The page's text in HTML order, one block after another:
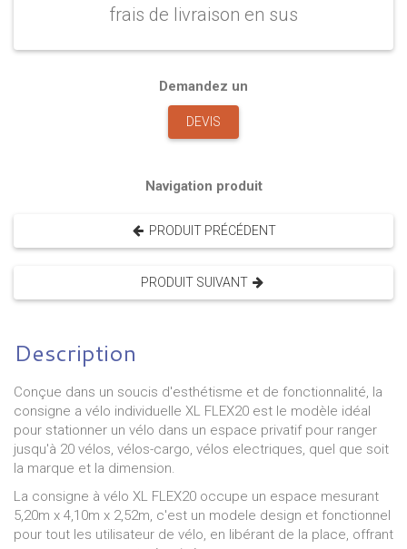
frais de livraison en sus
Demandez un
DEVIS
Navigation produit
PRODUIT PRÉCÉDENT
PRODUIT SUIVANT
Description
Conçue dans un soucis d'esthétisme et de fonctionnalité, la
consigne a vélo individuelle XL FLEX20 est le modèle idéal
pour stationner un vélo dans un espace privatif pour ranger
jusqu'à 20 vélos, vélos-cargo, vélos electriques, quel que soit
la marque et la dimension.
La consigne à vélo XL FLEX20 occupe un espace mesurant
5,20m x 4,10m x 2,52m, c'est un modele design et fonctionnel
pour tout les utilisateur de vélo, en libérant de la place, offrant